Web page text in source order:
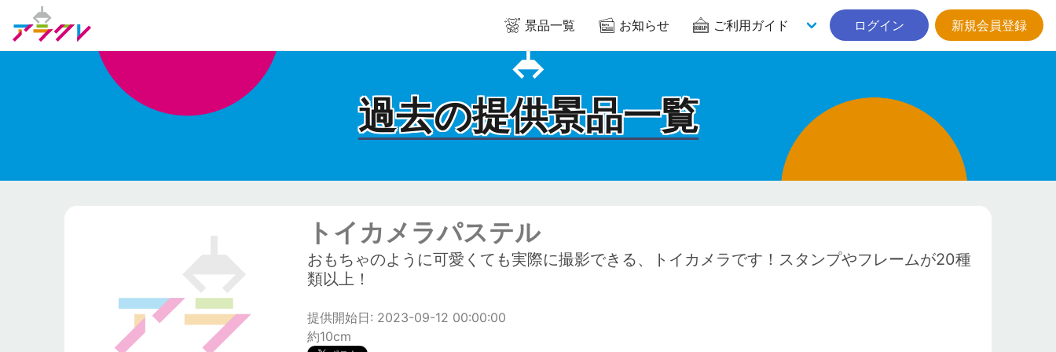
景品一覧 お知らせ ご利用ガイド ログイン 新規会員登録
過去の提供景品一覧
トイカメラパステル
おもちゃのように可愛くても実際に撮影できる、トイカメラです！スタンプやフレームが20種
類以上！
提供開始日: 2023-09-12 00:00:00
約10cm